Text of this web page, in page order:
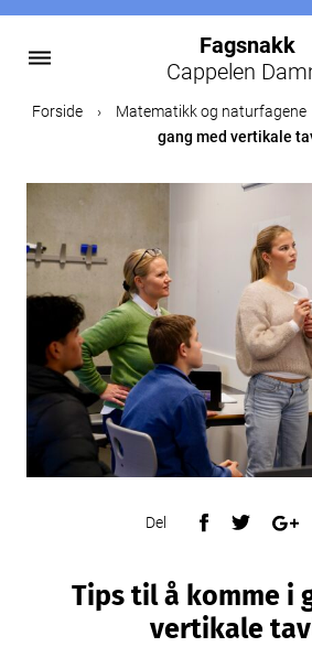
dehaze
Fagsnakk
Cappelen
Forside › Matematikk og naturfagene
gang med vertikale
Del
Tips til å komme i
vertikale